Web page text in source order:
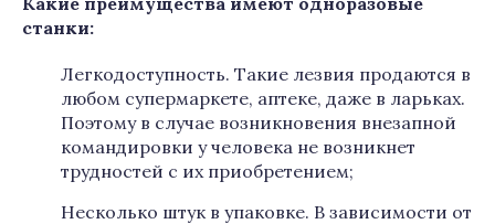
станки:
Легкодоступность. Такие лезвия продаются в
любом супермаркете, аптеке, даже в ларьках.
Поэтому в случае возникновения внезапной
командировки у человека не возникнет
трудностей с их приобретением;
Несколько штук в упаковке. В зависимости от